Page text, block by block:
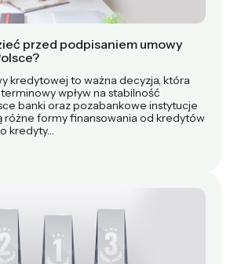
przed podpisaniem umowy
kredytowej to ważna decyzja, która
wpływ na stabilność
banki oraz pozabankowe instytucje
różne formy finansowania od kredytów
kredyty…